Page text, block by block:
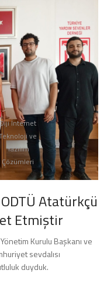
Atatürkçü
Etmiştir
Kurulu Başkanı ve
sevdalısı
duyduk.
Diji İnternet
ve
Yazılım
Çözümleri